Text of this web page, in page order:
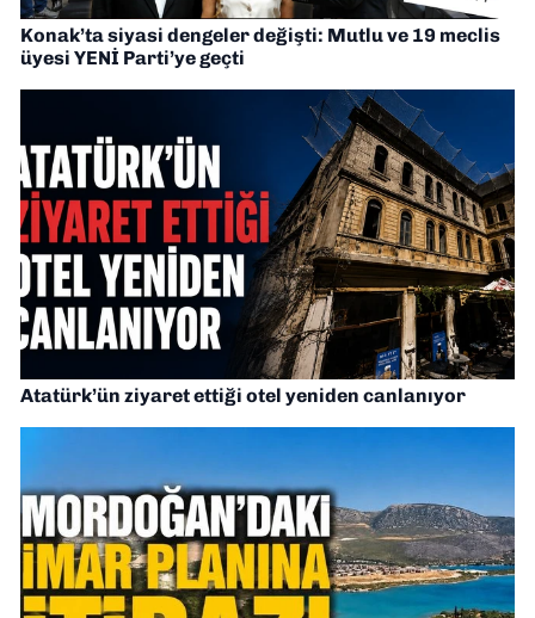
Konak’ta siyasi dengeler değişti: Mutlu ve 19 meclis
üyesi YENİ Parti’ye geçti
Atatürk’ün ziyaret ettiği otel yeniden canlanıyor